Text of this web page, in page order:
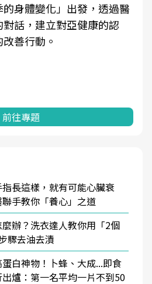
身體變化」出發，透過醫
話，建立對亞健康的認
善行動。
前往專題
指長這樣，就有可能心臟衰
手教你「養心」之道
辦？洗衣達人教你用「2個
驟去油去漬
白神物！卜蜂、大成...即食
爐：第一名平均一片不到50